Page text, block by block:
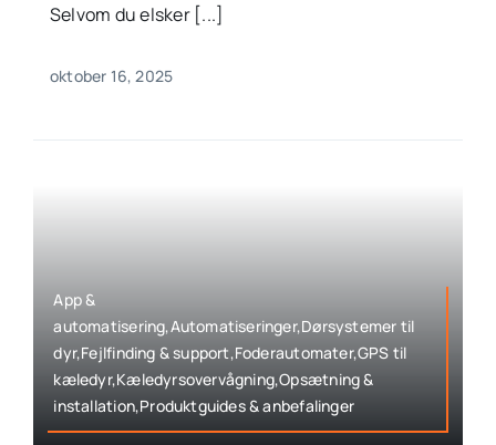
Selvom du elsker [...]
oktober 16, 2025
App &
automatisering,Automatiseringer,Dørsystemer til
dyr,Fejlfinding & support,Foderautomater,GPS til
kæledyr,Kæledyrsovervågning,Opsætning &
installation,Produktguides & anbefalinger